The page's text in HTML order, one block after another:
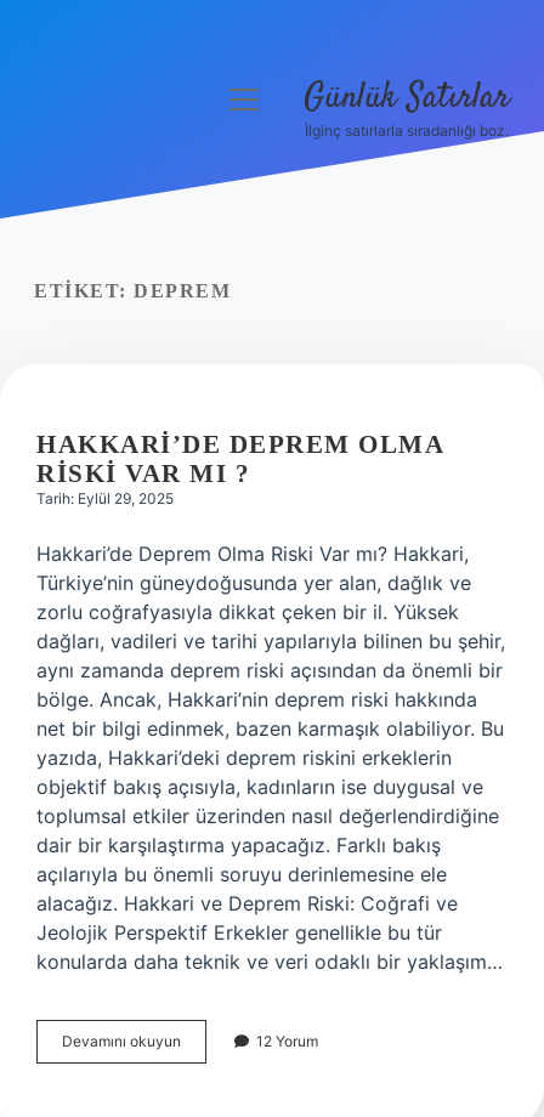
Yasal Uyarı
menüyü Günlük Satırlar
İlginç satırlarla sıradanlığı boz.
ETIKET: DEPREM
HAKKARI’DE DEPREM OLMA
RISKI VAR MI ?
Tarih: Eylül 29, 2025
Hakkari’de Deprem Olma Riski Var mı? Hakkari,
Türkiye’nin güneydoğusunda yer alan, dağlık ve
zorlu coğrafyasıyla dikkat çeken bir il. Yüksek
dağları, vadileri ve tarihi yapılarıyla bilinen bu şehir,
aynı zamanda deprem riski açısından da önemli bir
bölge. Ancak, Hakkari’nin deprem riski hakkında
net bir bilgi edinmek, bazen karmaşık olabiliyor. Bu
yazıda, Hakkari’deki deprem riskini erkeklerin
objektif bakış açısıyla, kadınların ise duygusal ve
toplumsal etkiler üzerinden nasıl değerlendirdiğine
dair bir karşılaştırma yapacağız. Farklı bakış
açılarıyla bu önemli soruyu derinlemesine ele
alacağız. Hakkari ve Deprem Riski: Coğrafi ve
Jeolojik Perspektif Erkekler genellikle bu tür
konularda daha teknik ve veri odaklı bir yaklaşım…
Devamını okuyun Hakkari’de
deprem
12 Yorum